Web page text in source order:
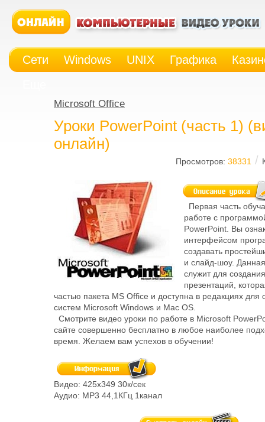
Сети Windows UNIX Графика
Microsoft Office
Уроки PowerPoint (часть 1)
онлайн)
Просмотров: 38331 /
Первая часть
работе с
PowerPoint. Вы
интерфейсом
создавать
и слайд-шоу.
служит для
презентаций,
частью пакета MS Office и доступна в редакциях для
систем Microsoft Windows и Mac OS.
Смотрите видео уроки по работе в Microsoft
сайте совершенно бесплатно в любое наиболее
время. Желаем вам успехов в обучении!
Видео: 425х349 30к/сек
Аудио: MP3 44,1КГц 1канал